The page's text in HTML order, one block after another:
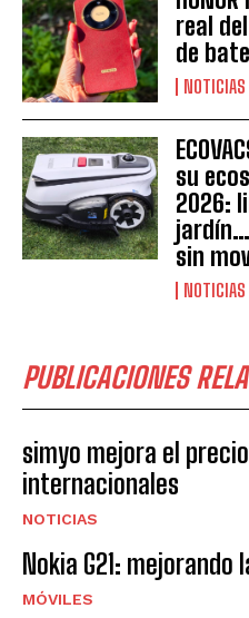
real
de
NOTICIAS
su
2026:
sin
NOTICIAS
PUBLICACIONES
simyo mejora el
internacionales
NOTICIAS
Nokia G21: mejorando
MÓVILES